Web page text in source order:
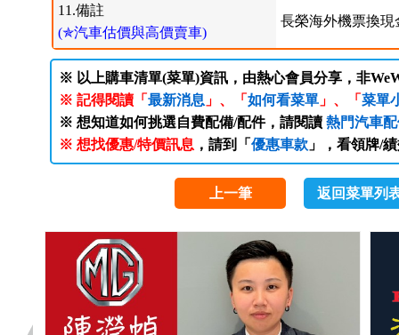
11.備註
(✯汽車估價與高價賣車)
長榮海外機票換現
※ 以上購車清單(菜單)資訊，由熱心會員分享，非
※ 記得閱讀「 最新消息 」、「 如何看菜單」、「 菜單
※ 想知道如何挑選自費配備/配件，請閱讀 熱門汽車
※ 想找優惠/特價訊息 ，請到「 優惠車款」，看領牌/
上一筆 返回菜單列